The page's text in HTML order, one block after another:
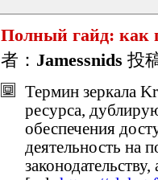
Полный гайд: как
者： Jamessnids 投
Термин зеркала
ресурса,
обеспечения
деятельность на